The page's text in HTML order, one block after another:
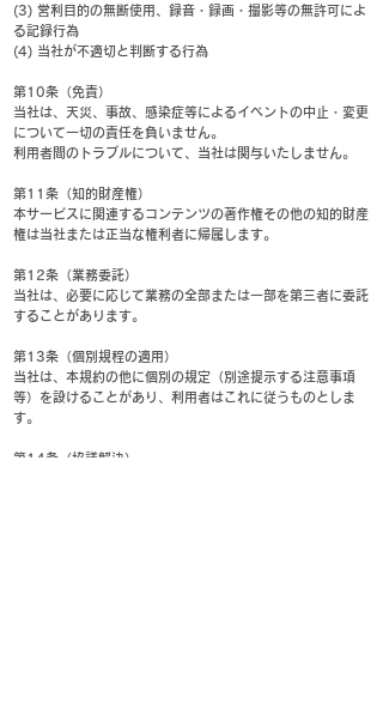
(3) 営利目的の無断使用、録音・録画・撮影等の無許可によ
る記録行為
(4) 当社が不適切と判断する行為
第10条（免責）
当社は、天災、事故、感染症等によるイベントの中止・変更
について一切の責任を負いません。
利用者間のトラブルについて、当社は関与いたしません。
第11条（知的財産権）
本サービスに関連するコンテンツの著作権その他の知的財産
権は当社または正当な権利者に帰属します。
第12条（業務委託）
当社は、必要に応じて業務の全部または一部を第三者に委託
することがあります。
第13条（個別規程の適用）
当社は、本規約の他に個別の規定（別途提示する注意事項
等）を設けることがあり、利用者はこれに従うものとしま
す。
第14条（協議解決）